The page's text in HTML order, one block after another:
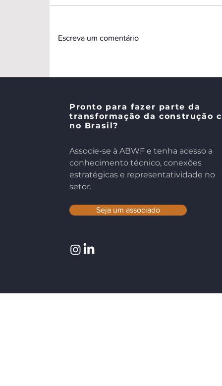
estruturado impulsionam a
evolução do Wood Frame no
Brasil
Escreva um comentário
Pronto para fazer parte da
transformação da construção
no Brasil?
​​Associe-se à ABWF e tenha acesso a
conhecimento técnico, conexões
estratégicas e representatividade no
setor.
Seja um associado